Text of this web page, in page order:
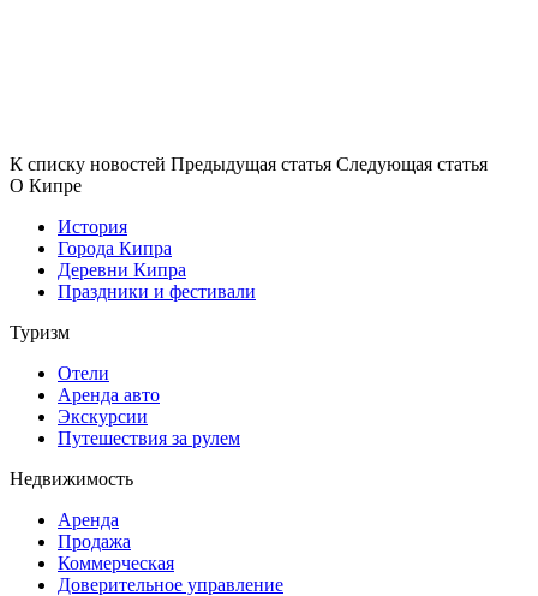
К списку новостей Предыдущая статья Следующая статья
О Кипре
История
Города Кипра
Деревни Кипра
Праздники и фестивали
Туризм
Отели
Аренда авто
Экскурсии
Путешествия за рулем
Недвижимость
Аренда
Продажа
Коммерческая
Доверительное управление